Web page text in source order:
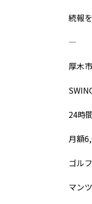
続報
―――――――――――――――――――――――――
厚木
24時
月額
ゴル
マン